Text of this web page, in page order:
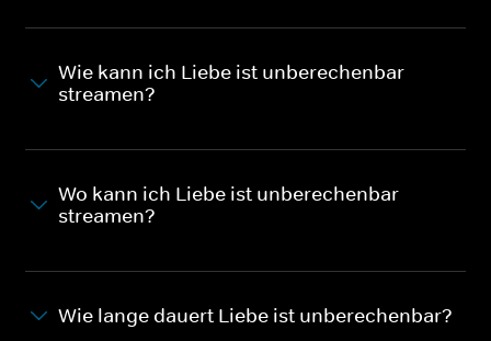
Wie kann ich Liebe ist unberechenbar
streamen?
Wo kann ich Liebe ist unberechenbar
streamen?
Wie lange dauert Liebe ist unberechenbar?